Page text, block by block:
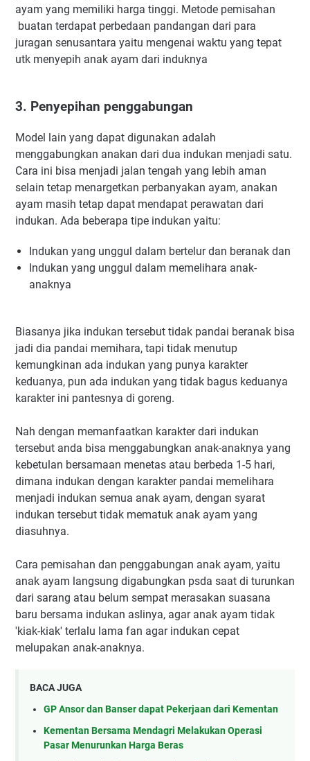
ayam yang memiliki harga tinggi. Metode pemisahan
buatan terdapat perbedaan pandangan dari para
juragan senusantara yaitu mengenai waktu yang tepat
utk menyepih anak ayam dari induknya
3. Penyepihan penggabungan
Model lain yang dapat digunakan adalah
menggabungkan anakan dari dua indukan menjadi satu.
Cara ini bisa menjadi jalan tengah yang lebih aman
selain tetap menargetkan perbanyakan ayam, anakan
ayam masih tetap dapat mendapat perawatan dari
indukan. Ada beberapa tipe indukan yaitu:
Indukan yang unggul dalam bertelur dan beranak dan
Indukan yang unggul dalam memelihara anak-
anaknya
Biasanya jika indukan tersebut tidak pandai beranak bisa
jadi dia pandai memihara, tapi tidak menutup
kemungkinan ada indukan yang punya karakter
keduanya, pun ada indukan yang tidak bagus keduanya
karakter ini pantesnya di goreng.
Nah dengan memanfaatkan karakter dari indukan
tersebut anda bisa menggabungkan anak-anaknya yang
kebetulan bersamaan menetas atau berbeda 1-5 hari,
dimana indukan dengan karakter pandai memelihara
menjadi indukan semua anak ayam, dengan syarat
indukan tersebut tidak mematuk anak ayam yang
diasuhnya.
Cara pemisahan dan penggabungan anak ayam, yaitu
anak ayam langsung digabungkan psda saat di turunkan
dari sarang atau belum sempat merasakan suasana
baru bersama indukan aslinya, agar anak ayam tidak
'kiak-kiak' terlalu lama fan agar indukan cepat
melupakan anak-anaknya.
BACA JUGA
GP Ansor dan Banser dapat Pekerjaan dari Kementan
Kementan Bersama Mendagri Melakukan Operasi
Pasar Menurunkan Harga Beras